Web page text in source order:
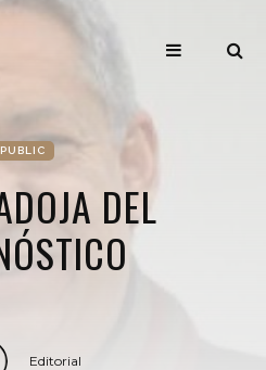
PUBLIC
DEL
Editorial